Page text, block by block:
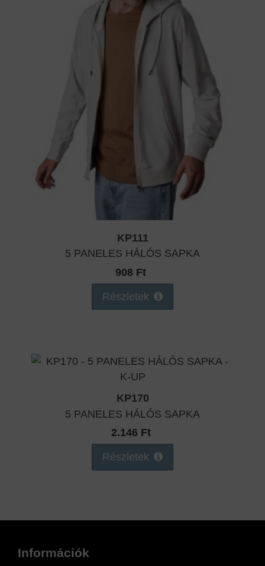
KP111
5 PANELES HÁLÓS SAPKA
908 Ft
Részletek
KP170
5 PANELES HÁLÓS SAPKA
2.146 Ft
Részletek
Információk